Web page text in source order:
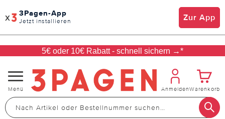
x 3Pagen-App
Jetzt installieren Zur App
5€ oder 10€ Rabatt - schnell sichern →*
Navigation
umschalten
Menü AnmeldenWarenkorb